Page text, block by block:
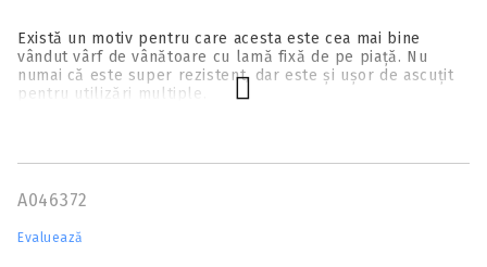
Există un motiv pentru care acesta este cea mai bine
vândut vârf de vânătoare cu lamă fixă de pe piață. Nu
numai că este super rezistent, dar este și ușor de ascuțit
pentru utilizări multiple.
premium de oțel masiv, cu tehnologie MonoFlow™.
Diametrul nostru de tăiere de 1,0635″ oferă o precizie și o
putere de penetrare de neegalat.
A046372
Evaluează